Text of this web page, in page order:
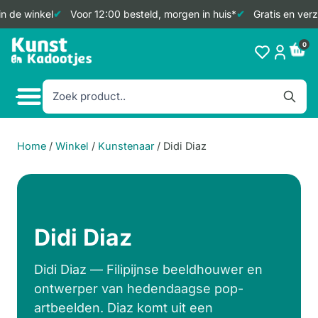
winkel Voor 12:00 besteld, morgen in huis* Gratis en
Doorgaan
naar
0
Home / Winkel / Kunstenaar / Didi Diaz
Didi Diaz
Didi Diaz — Filipijnse beeldhouwer en
ontwerper van hedendaagse pop-
artbeelden. Diaz komt uit een